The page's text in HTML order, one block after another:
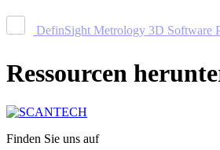
DefinSight Metrology 3D Software
Ressourcen
Finden Sie uns auf